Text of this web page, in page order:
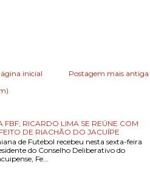
Postagem mais antiga
inicial
FBF; RICARDO LIMA SE REÚNE COM
DE RIACHÃO DO JACUÍPE
de Futebol recebeu nesta sexta-feira
do Conselho Deliberativo do
Fe...